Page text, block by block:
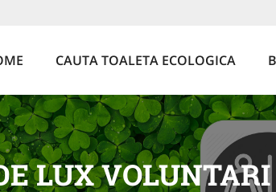
CAUTA TOALETA ECOLOGICA
LUX VOLUNTARI